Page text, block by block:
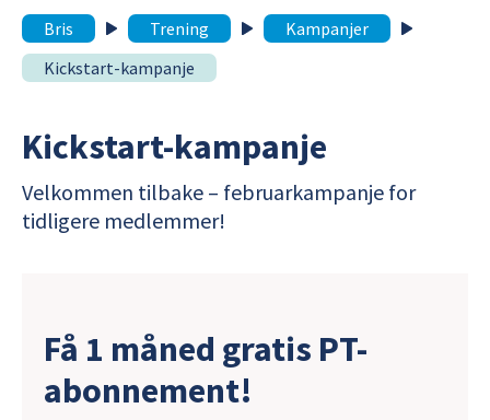
Bris Trening
Kampanjer
Kickstart-kampanje
Kickstart-kampanje
Velkommen tilbake – februarkampanje for
tidligere medlemmer!
Få 1 måned gratis PT-
abonnement!